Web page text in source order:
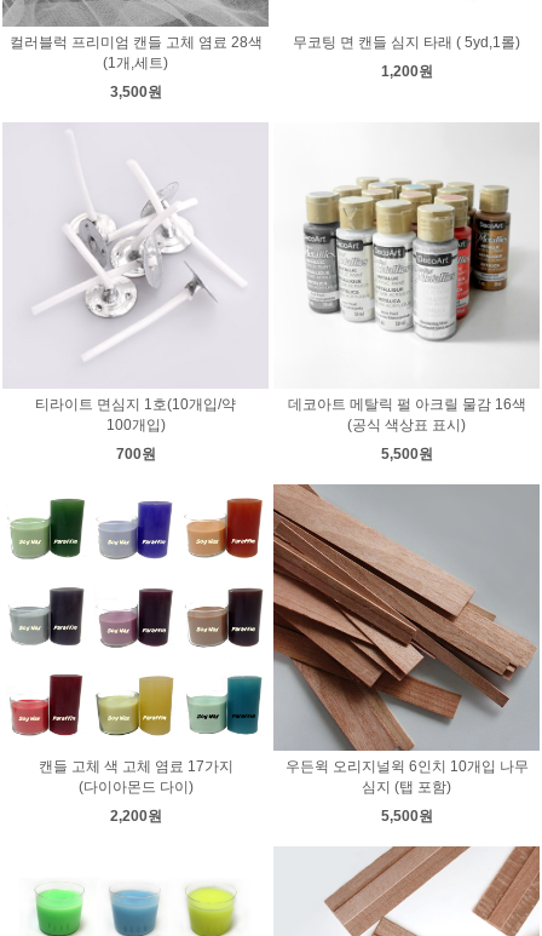
컬러블럭 프리미엄 캔들 고체 염료 28색
(1개,세트)
3,500원
무코팅 면 캔들 심지 타래 ( 5yd,1롤)
1,200원
티라이트 면심지 1호(10개입/약
100개입)
700원
데코아트 메탈릭 펄 아크릴 물감 16색
(공식 색상표 표시)
5,500원
캔들 고체 색 고체 염료 17가지
(다이아몬드 다이)
2,200원
우든윅 오리지널윅 6인치 10개입 나무
심지 (탭 포함)
5,500원